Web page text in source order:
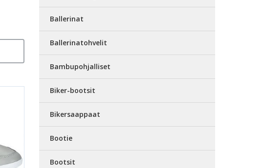
Ballerinat
Ballerinatohvelit
Bambupohjalliset
Biker-bootsit
Bikersaappaat
Bootie
Bootsit